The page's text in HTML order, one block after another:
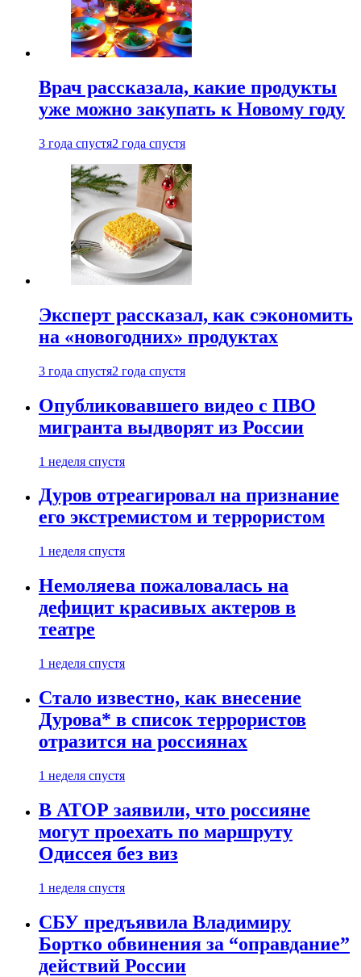
Врач рассказала, какие продукты
уже можно закупать к Новому году
3 года спустя2 года спустя
Эксперт рассказал, как сэкономить
на «новогодних» продуктах
3 года спустя2 года спустя
Опубликовавшего видео с ПВО
мигранта выдворят из России
1 неделя спустя
Дуров отреагировал на признание
его экстремистом и террористом
1 неделя спустя
Немоляева пожаловалась на
дефицит красивых актеров в
театре
1 неделя спустя
Стало известно, как внесение
Дурова* в список террористов
отразится на россиянах
1 неделя спустя
В АТОР заявили, что россияне
могут проехать по маршруту
Одиссея без виз
1 неделя спустя
СБУ предъявила Владимиру
Бортко обвинения за “оправдание”
действий России